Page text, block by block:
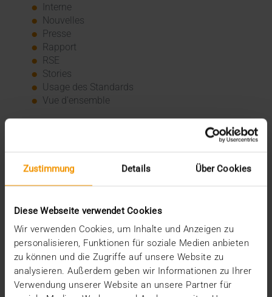
Zustimmung Details Über Cookies
Diese Webseite verwendet Cookies
Wir verwenden Cookies, um Inhalte und Anzeigen zu
personalisieren, Funktionen für soziale Medien anbieten
zu können und die Zugriffe auf unsere Website zu
analysieren. Außerdem geben wir Informationen zu Ihrer
Verwendung unserer Website an unsere Partner für
Interne
Nouvelles
Presse
Rapport
RSE
Stories
Usage des Standards
Vue d'ensemble
juillet (3)
juin (4)
janvier (3)
décembre (3)
novembre (2)
septembre (2)
août (2)
juillet (2)